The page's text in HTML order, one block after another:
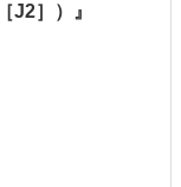
J2］）』